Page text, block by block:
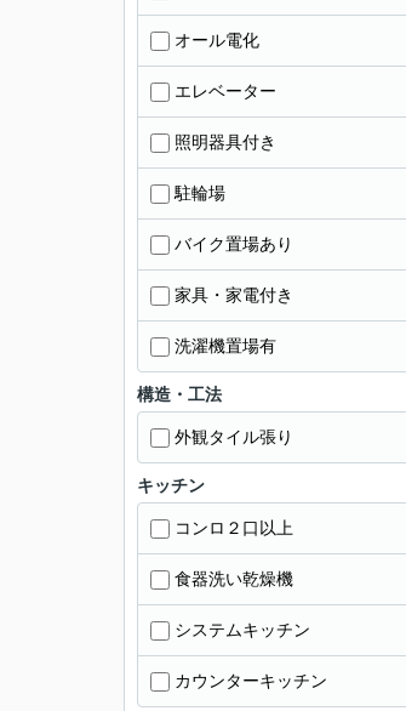
オール電化
エレベーター
照明器具付き
駐輪場
バイク置場あり
家具・家電付き
洗濯機置場有
構造・工法
外観タイル張り
キッチン
コンロ２口以上
食器洗い乾燥機
システムキッチン
カウンターキッチン